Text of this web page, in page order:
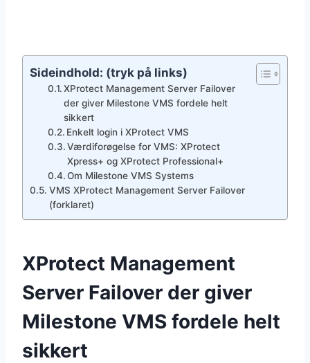
Sideindhold: (tryk på links)
XProtect Management Server Failover
der giver Milestone VMS fordele helt
sikkert
Enkelt login i XProtect VMS
Værdiforøgelse for VMS: XProtect
Xpress+ og XProtect Professional+
Om Milestone VMS Systems
VMS XProtect Management Server Failover
(forklaret)
XProtect Management
Server Failover der giver
Milestone VMS fordele helt
sikkert